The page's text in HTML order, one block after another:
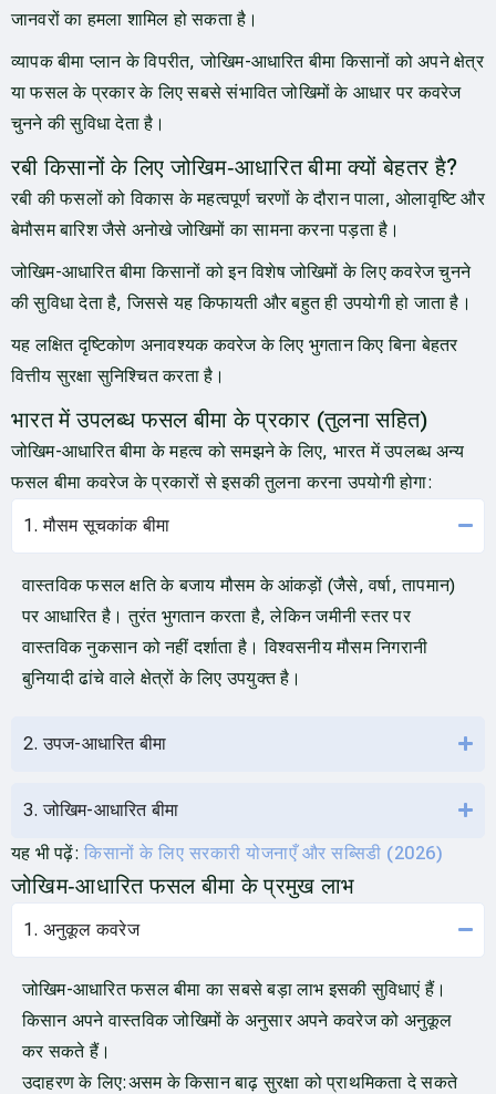
जानवरों का हमला शामिल हो सकता है।
व्यापक बीमा प्लान के विपरीत, जोखिम-आधारित बीमा किसानों को अपने क्षेत्र
या फसल के प्रकार के लिए सबसे संभावित जोखिमों के आधार पर कवरेज
चुनने की सुविधा देता है।
रबी किसानों के लिए जोखिम‑आधारित बीमा क्यों बेहतर है?
रबी की फसलों को विकास के महत्वपूर्ण चरणों के दौरान पाला, ओलावृष्टि और
बेमौसम बारिश जैसे अनोखे जोखिमों का सामना करना पड़ता है।
जोखिम-आधारित बीमा किसानों को इन विशेष जोखिमों के लिए कवरेज चुनने
की सुविधा देता है, जिससे यह किफायती और बहुत ही उपयोगी हो जाता है।
यह लक्षित दृष्टिकोण अनावश्यक कवरेज के लिए भुगतान किए बिना बेहतर
वित्तीय सुरक्षा सुनिश्चित करता है।
भारत में उपलब्ध फसल बीमा के प्रकार (तुलना सहित)
जोखिम-आधारित बीमा के महत्व को समझने के लिए, भारत में उपलब्ध अन्य
फसल बीमा कवरेज के प्रकारों से इसकी तुलना करना उपयोगी होगा:
1. मौसम सूचकांक बीमा
वास्तविक फसल क्षति के बजाय मौसम के आंकड़ों (जैसे, वर्षा, तापमान)
पर आधारित है। तुरंत भुगतान करता है, लेकिन जमीनी स्तर पर
वास्तविक नुकसान को नहीं दर्शाता है। विश्वसनीय मौसम निगरानी
बुनियादी ढांचे वाले क्षेत्रों के लिए उपयुक्त है।
2. उपज-आधारित बीमा
3. जोखिम-आधारित बीमा
यह भी पढ़ें:किसानों के लिए सरकारी योजनाएँ और सब्सिडी (2026)
जोखिम‑आधारित फसल बीमा के प्रमुख लाभ
1. अनुकूल कवरेज
जोखिम-आधारित फसल बीमा का सबसे बड़ा लाभ इसकी सुविधाएं हैं।
किसान अपने वास्तविक जोखिमों के अनुसार अपने कवरेज को अनुकूल
कर सकते हैं।
उदाहरण के लिए:असम के किसान बाढ़ सुरक्षा को प्राथमिकता दे सकते